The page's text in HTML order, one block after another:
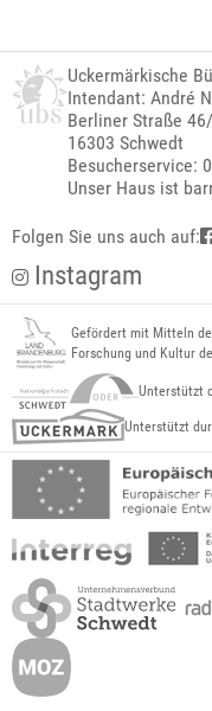
Uckermärkische
Intendant: André
Berliner Straße
16303 Schwedt
Besucherservice:
Unser Haus ist
Folgen Sie uns auch auf:
Instagram
Gefördert mit Mitteln
Forschung und Kultur
Unterstützt
Unterstützt